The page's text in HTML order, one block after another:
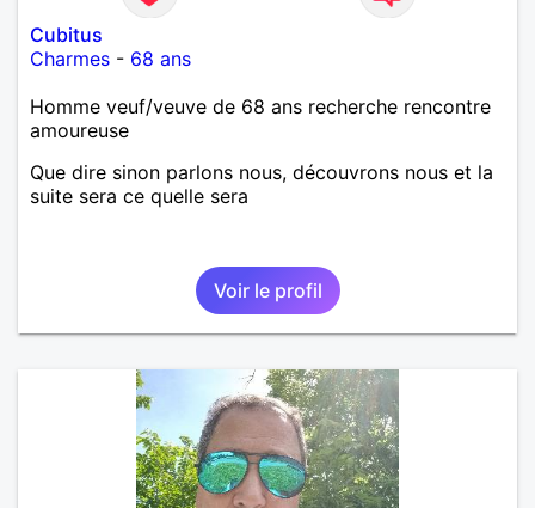
Cubitus
Charmes - 68 ans
Homme veuf/veuve de 68 ans recherche rencontre
amoureuse
Que dire sinon parlons nous, découvrons nous et la
suite sera ce quelle sera
Voir le profil